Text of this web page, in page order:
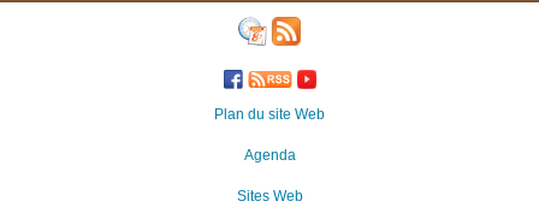
Plan du site Web
Agenda
Sites Web